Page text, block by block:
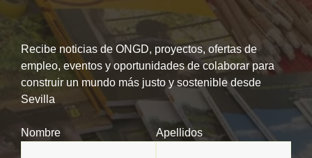
Recibe noticias de ONGD, proyectos, ofertas de
empleo, eventos y oportunidades de colaborar para
construir un mundo más justo y sostenible desde
Sevilla
Nombre Apellidos